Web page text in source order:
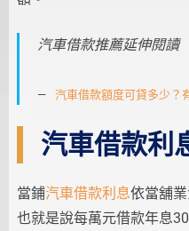
汽車借款推薦延伸閱讀
汽車借款額度可貸多少？
汽車借款利
當鋪汽車借款利息依當舖
也就是說每萬元借款年息